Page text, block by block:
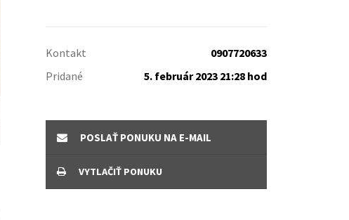
Kontakt
0907720633
Pridané
5. február 2023 21:28 hod
POSLAŤ PONUKU NA E-MAIL
VYTLAČIŤ PONUKU